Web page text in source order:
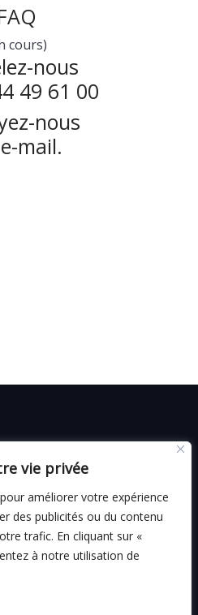
vie privée
améliorer votre expérience
des publicités ou du contenu
trafic. En cliquant sur «
à notre utilisation de
cours)
nous
49 61 00
nous
mail.
CGV